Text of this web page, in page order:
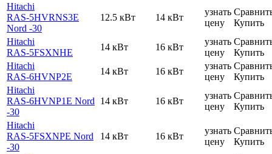
Hitachi
RAS-5HVRNS3E
Nord -30
12.5 кВт 14 кВт
узнать
цену
Купить
Hitachi
RAS-5FSXNHE
14 кВт 16 кВт
узнать
цену
Купить
Hitachi
RAS-6HVNP2E
14 кВт 16 кВт
узнать
цену
Купить
Hitachi
RAS-6HVNP1E Nord
-30
14 кВт 16 кВт
узнать
цену
Купить
Hitachi
RAS-5FSXNPE Nord
-30
14 кВт 16 кВт
узнать
цену
Купить